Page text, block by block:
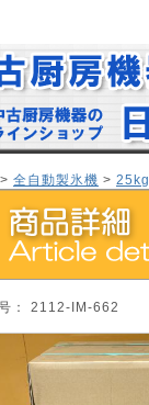
> 全自動製氷機 >
： 2112-IM-662